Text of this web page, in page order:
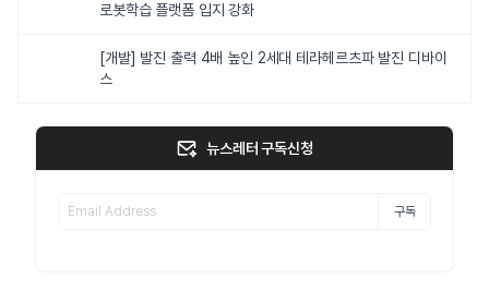
로봇학습 플랫폼 입지 강화
[개발] 발진 출력 4배 높인 2세대 테라헤르츠파 발진 디바이
스
뉴스레터 구독신청
구독